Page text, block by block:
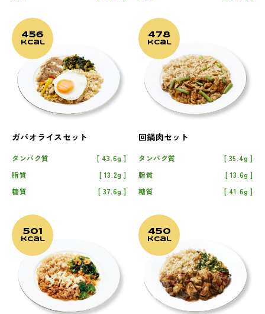
456
kcal
ガパオライスセット
タンパク質
43.6g
脂質
13.2g
糖質
37.6g
478
kcal
回鍋肉セット
タンパク質
35.4g
脂質
13.6g
糖質
41.6g
501
kcal
450
kcal